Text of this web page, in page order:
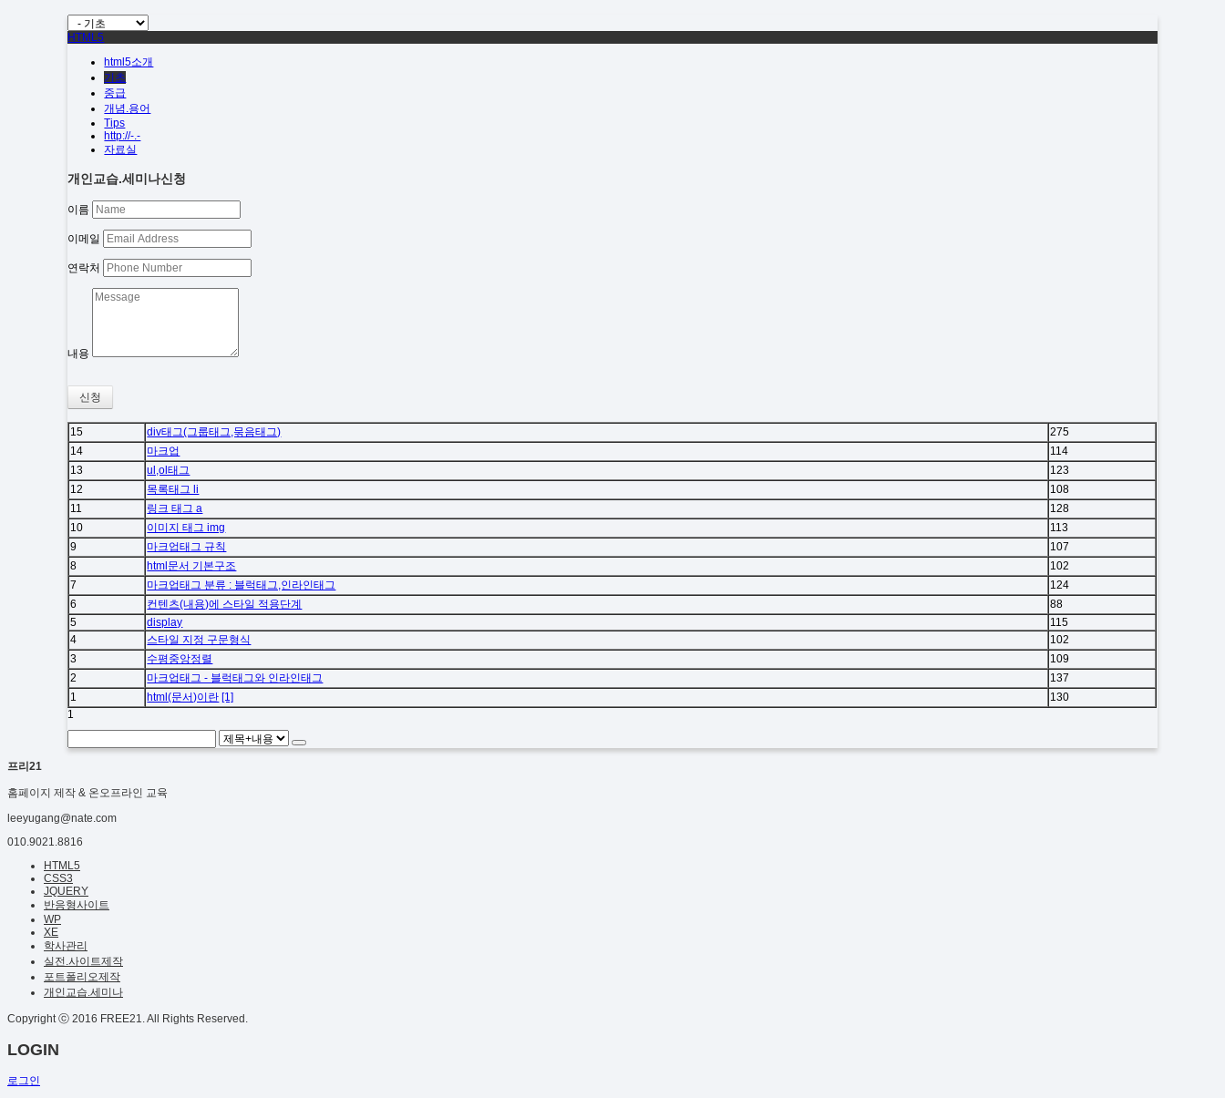
HTML5
html5소개
기초
중급
개념.용어
Tips
http://-.-
자료실
개인교습.세미나신청
이름
이메일
연락처
내용
신청
15 div태그(그룹태그,묶음태그)
275
14
마크업
114
13
ul,ol태그
123
12
목록태그 li
108
11
링크 태그 a
128
10
이미지 태그 img
113
9
마크업태그 규칙
107
8
html문서 기본구조
102
7
마크업태그 분류 : 블럭태그,인라인태그
124
6
컨텐츠(내용)에 스타일 적용단계
88
5
display
115
4
스타일 지정 구문형식
102
3
수평중앙정렬
109
2
마크업태그 - 블럭태그와 인라인태그
137
1
html(문서)이란 [1]
130
1
프리21
홈페이지 제작 & 온오프라인 교육
leeyugang@nate.com
010.9021.8816
HTML5
CSS3
JQUERY
반응형사이트
WP
XE
학사관리
실전.사이트제작
포트폴리오제작
개인교습.세미나
Copyright ⓒ 2016 FREE21. All Rights Reserved.
LOGIN
로그인